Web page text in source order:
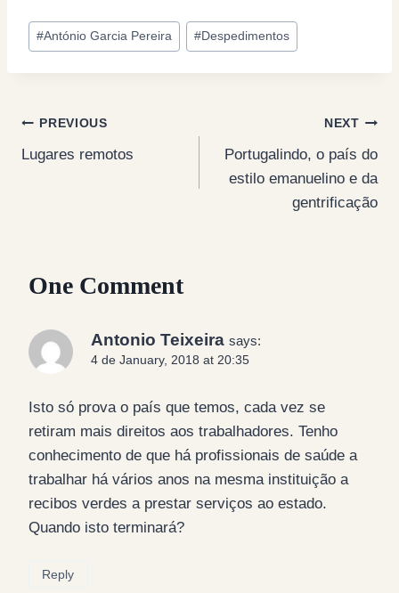
Post
Tags:
#António Garcia Pereira #Despedimentos
Post
navigation
PREVIOUS
Lugares remotos
NEXT
Portugalindo, o país do
estilo emanuelino e da
gentrificação
One Comment
Antonio Teixeira says:
4 de January, 2018 at 20:35
Isto só prova o país que temos, cada vez se
retiram mais direitos aos trabalhadores. Tenho
conhecimento de que há profissionais de saúde a
trabalhar há vários anos na mesma instituição a
recibos verdes a prestar serviços ao estado.
Quando isto terminará?
Reply